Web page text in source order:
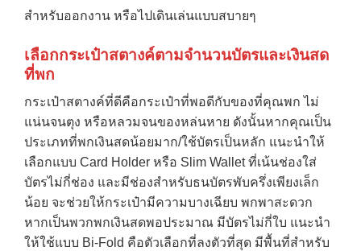
สำหรับออกงาน หรือไปเดินเล่นแบบสบายๆ
เลือกกระเป๋าสตางค์ตามจำนวนบัตรและเงินสด
ที่พก
กระเป๋าสตางค์ที่ดีคือกระเป๋าที่พอดีกับของที่คุณพก ไม่
แน่นจนตุง หรือหลวมจนของหล่นหาย ดังนั้นหากคุณเป็น
ประเภทที่พกเงินสดน้อยมาก/ใช้บัตรเป็นหลัก แนะนำให้
เลือกแบบ Card Holder หรือ Slim Wallet ที่เน้นช่องใส่
บัตรไม่กี่ช่อง และมีช่องสำหรับธนบัตรพับครึ่งเพียงเล็ก
น้อย จะช่วยให้กระเป๋ามีความบางเฉียบ พกพาสะดวก
หากเป็นพวกพกเงินสดพอประมาณ มีบัตรไม่กี่ใบ แนะนำ
ให้ใช้แบบ Bi-Fold คือตัวเลือกที่ลงตัวที่สุด มีพื้นที่สำหรับ